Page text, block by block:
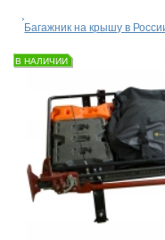
Багажник на крышу в
В НАЛИЧИИ